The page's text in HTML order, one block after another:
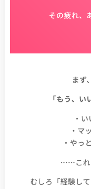
その疲れ、
まず
「もう、い
・
・マ
・やっ
……これ
むしろ「経験し